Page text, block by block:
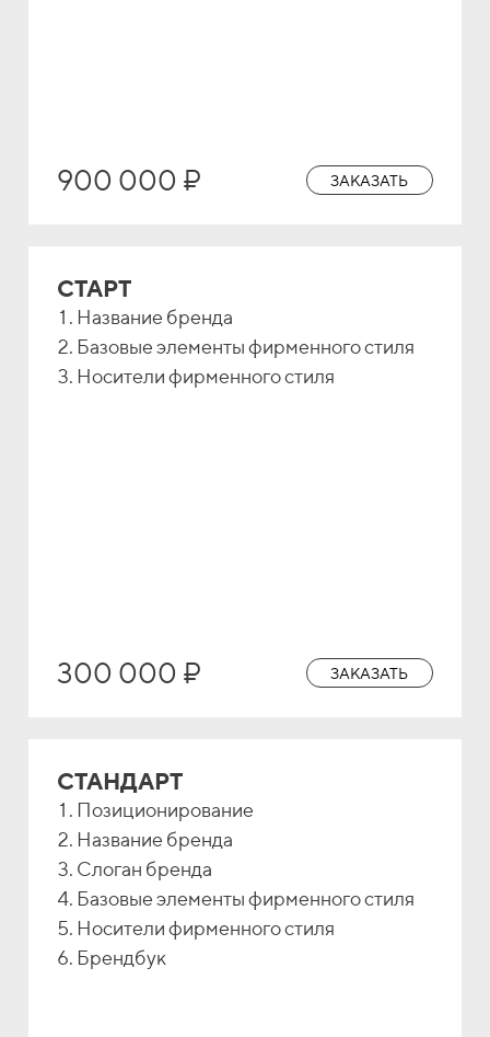
900 000 ₽ ЗАКАЗАТЬ
СТАРТ
Название бренда
Базовые элементы фирменного стиля
Носители фирменного стиля
300 000 ₽ ЗАКАЗАТЬ
СТАНДАРТ
Позиционирование
Название бренда
Слоган бренда
Базовые элементы фирменного стиля
Носители фирменного стиля
Брендбук